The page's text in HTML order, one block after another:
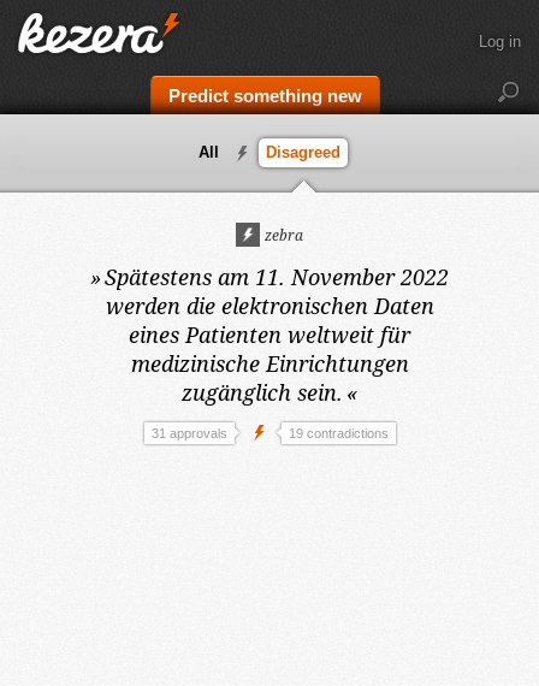
Predict something new
Log in
All Disagreed
zebra
»Spätestens am 11. November 2022
werden die elektronischen Daten
eines Patienten weltweit für
medizinische Einrichtungen
zugänglich sein. «
31 approvals 19 contradictions